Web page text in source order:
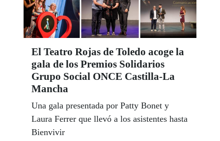
El Teatro Rojas de Toledo acoge la
gala de los Premios Solidarios
Grupo Social ONCE Castilla-La
Mancha
Una gala presentada por Patty Bonet y
Laura Ferrer que llevó a los asistentes hasta
Bienvivir